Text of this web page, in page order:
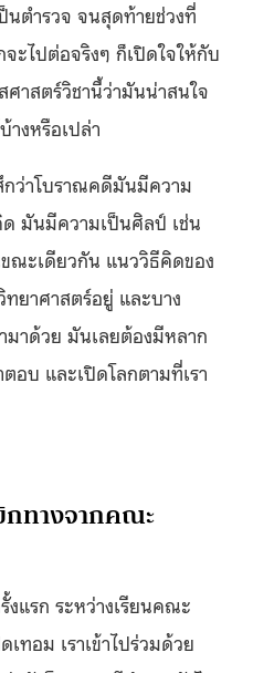
นตำรวจ จนสุดท้ายช่วงที่
จะไปต่อจริงๆ ก็เปิดใจให้กับ
าสตร์วิชานี้ว่ามันน่าสนใจ
างหรือเปล่า
กว่าโบราณคดีมันมีความ
มันมีความเป็นศิลป์ เช่น
ณะเดียวกัน แนววิธีคิดของ
ยาศาสตร์อยู่ และบาง
าด้วย มันเลยต้องมีหลาก
อบ และเปิดโลกตามที่เรา
กทางจากคณะ
งแรก ระหว่างเรียนคณะ
เทอม เราเข้าไปร่วมด้วย